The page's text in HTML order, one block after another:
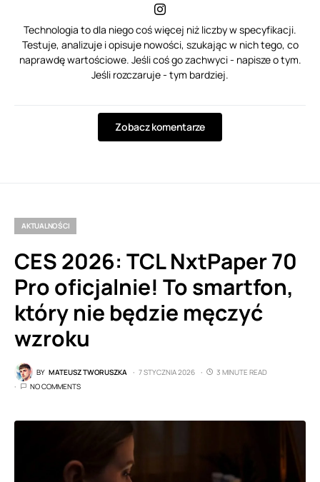
Technologia to dla niego coś więcej niż liczby w specyfikacji.
Testuje, analizuje i opisuje nowości, szukając w nich tego, co
naprawdę wartościowe. Jeśli coś go zachwyci - napisze o tym.
Jeśli rozczaruje - tym bardziej.
Zobacz komentarze
AKTUALNOŚCI
CES 2026: TCL NxtPaper 70
Pro oficjalnie! To smartfon,
który nie będzie męczyć
wzroku
BY MATEUSZ TWORUSZKA 7 STYCZNIA 2026
3 MINUTE READ
NO COMMENTS